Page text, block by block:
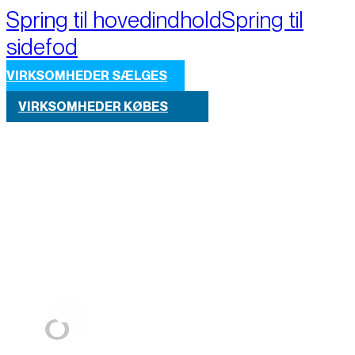
Spring til hovedindholdSpring til
sidefod
VIRKSOMHEDER SÆLGES
VIRKSOMHEDER KØBES